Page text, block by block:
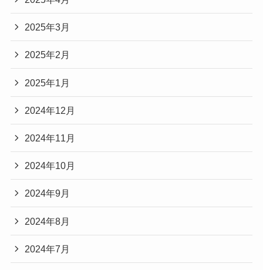
2025年3月
2025年2月
2025年1月
2024年12月
2024年11月
2024年10月
2024年9月
2024年8月
2024年7月